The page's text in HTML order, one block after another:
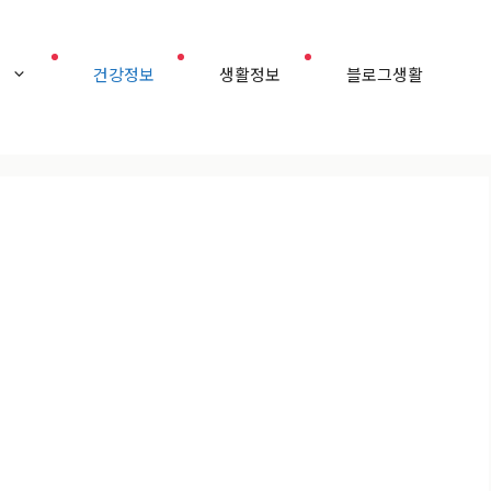
건강정보 생활정보 블로그생활